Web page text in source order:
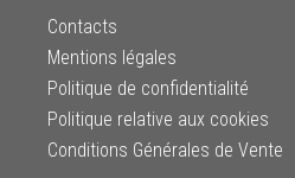
Contacts
Mentions légales
Politique de confidentialité
Politique relative aux cookies
Conditions Générales de Vente